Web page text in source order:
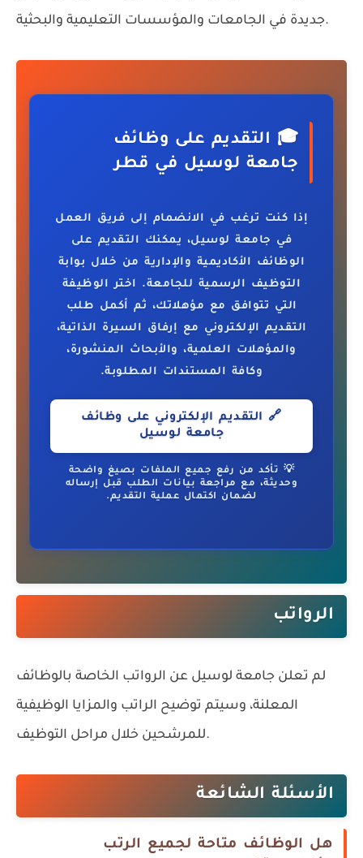
جديدة في الجامعات والمؤسسات التعليمية والبحثية.
🎓 التقديم على وظائف
جامعة لوسيل في قطر
إذا كنت ترغب في الانضمام إلى فريق العمل
في جامعة لوسيل، يمكنك التقديم على
الوظائف الأكاديمية والإدارية من خلال بوابة
التوظيف الرسمية للجامعة. اختر الوظيفة
التي تتوافق مع مؤهلاتك، ثم أكمل طلب
التقديم الإلكتروني مع إرفاق السيرة الذاتية،
والمؤهلات العلمية، والأبحاث المنشورة،
وكافة المستندات المطلوبة.
🔗 التقديم الإلكتروني على وظائف
جامعة لوسيل
💡 تأكد من رفع جميع الملفات بصيغ واضحة
وحديثة، مع مراجعة بيانات الطلب قبل إرساله
لضمان اكتمال عملية التقديم.
الرواتب
لم تعلن جامعة لوسيل عن الرواتب الخاصة بالوظائف
المعلنة، وسيتم توضيح الراتب والمزايا الوظيفية
للمرشحين خلال مراحل التوظيف.
الأسئلة الشائعة
هل الوظائف متاحة لجميع الرتب